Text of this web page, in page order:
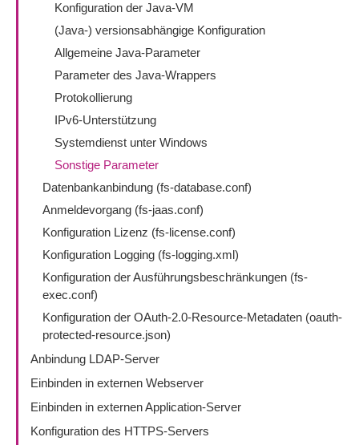
Konfiguration der Java-VM
(Java-) versionsabhängige Konfiguration
Allgemeine Java-Parameter
Parameter des Java-Wrappers
Protokollierung
IPv6-Unterstützung
Systemdienst unter Windows
Sonstige Parameter
Datenbankanbindung (fs-database.conf)
Anmeldevorgang (fs-jaas.conf)
Konfiguration Lizenz (fs-license.conf)
Konfiguration Logging (fs-logging.xml)
Konfiguration der Ausführungsbeschränkungen (fs-
exec.conf)
Konfiguration der OAuth-2.0-Resource-Metadaten (oauth-
protected-resource.json)
Anbindung LDAP-Server
Einbinden in externen Webserver
Einbinden in externen Application-Server
Konfiguration des HTTPS-Servers